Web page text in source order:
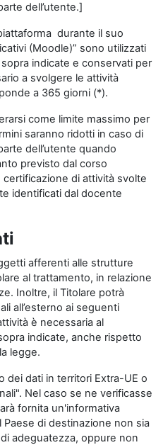
dell’utente.]
durante il suo
(Moodle)” sono utilizzati
indicate e conservati per
a svolgere le attività
a 365 giorni (*).
come limite massimo per
saranno ridotti in caso di
dell’utente quando
previsto dal corso
di attività svolte
identificati dal docente
afferenti alle strutture
al trattamento, in relazione
Inoltre, il Titolare potrà
all’esterno ai seguenti
è necessaria al
indicate, anche rispetto
legge.
dei dati in territori Extra-UE o
Nel caso se ne verificasse
fornita un'informativa
di destinazione non sia
adeguatezza, oppure non